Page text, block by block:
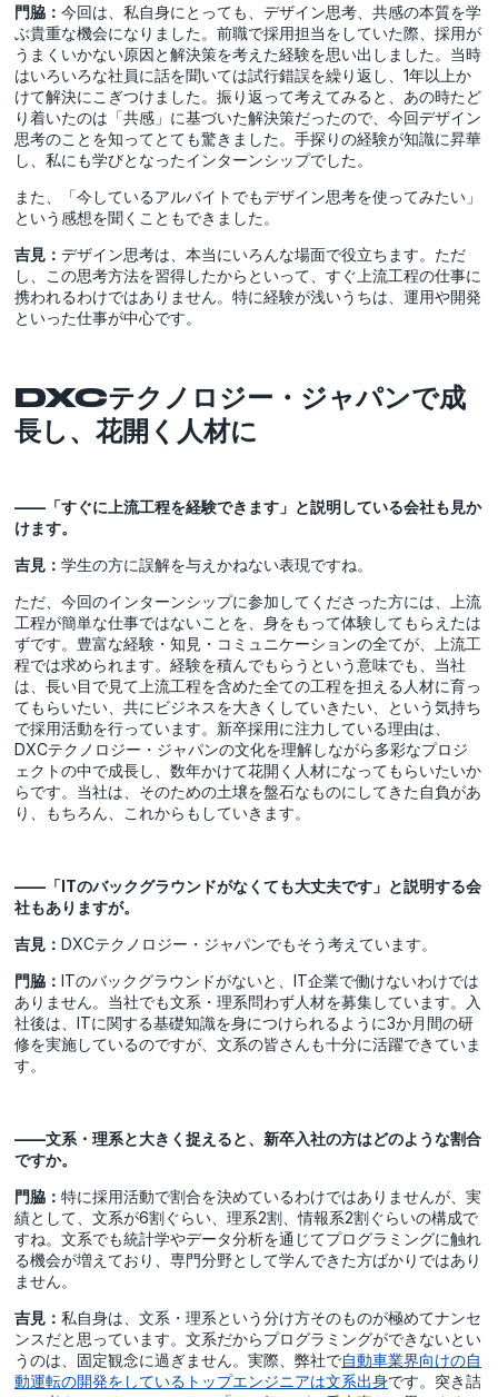
門脇：今回は、私自身にとっても、デザイン思考、共感の本質を学
ぶ貴重な機会になりました。前職で採用担当をしていた際、採用が
うまくいかない原因と解決策を考えた経験を思い出しました。当時
はいろいろな社員に話を聞いては試行錯誤を繰り返し、1年以上か
けて解決にこぎつけました。振り返って考えてみると、あの時たど
り着いたのは「共感」に基づいた解決策だったので、今回デザイン
思考のことを知ってとても驚きました。手探りの経験が知識に昇華
し、私にも学びとなったインターンシップでした。
また、「今しているアルバイトでもデザイン思考を使ってみたい」
という感想を聞くこともできました。
吉見：デザイン思考は、本当にいろんな場面で役立ちます。ただ
し、この思考方法を習得したからといって、すぐ上流工程の仕事に
携われるわけではありません。特に経験が浅いうちは、運用や開発
といった仕事が中心です。
DXCテクノロジー・ジャパンで成
長し、花開く人材に
――「すぐに上流工程を経験できます」と説明している会社も見か
けます。
吉見：学生の方に誤解を与えかねない表現ですね。
ただ、今回のインターンシップに参加してくださった方には、上流
工程が簡単な仕事ではないことを、身をもって体験してもらえたは
ずです。豊富な経験・知見・コミュニケーションの全てが、上流工
程では求められます。経験を積んでもらうという意味でも、当社
は、長い目で見て上流工程を含めた全ての工程を担える人材に育っ
てもらいたい、共にビジネスを大きくしていきたい、という気持ち
で採用活動を行っています。新卒採用に注力している理由は、
DXCテクノロジー・ジャパンの文化を理解しながら多彩なプロジ
ェクトの中で成長し、数年かけて花開く人材になってもらいたいか
らです。当社は、そのための土壌を盤石なものにしてきた自負があ
り、もちろん、これからもしていきます。
――「ITのバックグラウンドがなくても大丈夫です」と説明する会
社もありますが。
吉見：DXCテクノロジー・ジャパンでもそう考えています。
門脇：ITのバックグラウンドがないと、IT企業で働けないわけでは
ありません。当社でも文系・理系問わず人材を募集しています。入
社後は、ITに関する基礎知識を身につけられるように3か月間の研
修を実施しているのですが、文系の皆さんも十分に活躍できていま
す。
――文系・理系と大きく捉えると、新卒入社の方はどのような割合
ですか。
門脇：特に採用活動で割合を決めているわけではありませんが、実
績として、文系が6割ぐらい、理系2割、情報系2割ぐらいの構成で
すね。文系でも統計学やデータ分析を通じてプログラミングに触れ
る機会が増えており、専門分野として学んできた方ばかりではあり
ません。
吉見：私自身は、文系・理系という分け方そのものが極めてナンセ
ンスだと思っています。文系だからプログラミングができないとい
うのは、固定観念に過ぎません。実際、弊社で自動車業界向けの自
動運転の開発をしているトップエンジニアは文系出身です。突き詰